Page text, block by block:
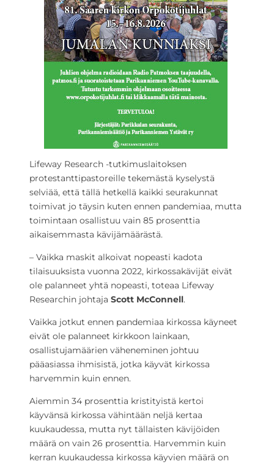
Lifeway Research -tutkimuslaitoksen
protestanttipastoreille tekemästä kyselystä
selviää, että tällä hetkellä kaikki seurakunnat
toimivat jo täysin kuten ennen pandemiaa, mutta
toimintaan osallistuu vain 85 prosenttia
aikaisemmasta kävijämäärästä.
– Vaikka maskit alkoivat nopeasti kadota
tilaisuuksista vuonna 2022, kirkossakävijät eivät
ole palanneet yhtä nopeasti, toteaa Lifeway
Researchin johtaja Scott McConnell.
Vaikka jotkut ennen pandemiaa kirkossa käyneet
eivät ole palanneet kirkkoon lainkaan,
osallistujamäärien väheneminen johtuu
pääasiassa ihmisistä, jotka käyvät kirkossa
harvemmin kuin ennen.
Aiemmin 34 prosenttia kristityistä kertoi
käyvänsä kirkossa vähintään neljä kertaa
kuukaudessa, mutta nyt tällaisten kävijöiden
määrä on vain 26 prosenttia. Harvemmin kuin
kerran kuukaudessa kirkossa käyvien määrä on